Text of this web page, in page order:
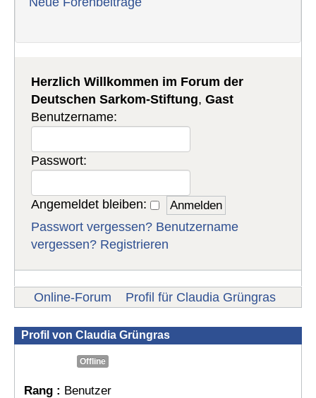
Herzlich Willkommen im Forum der
Deutschen Sarkom-Stiftung,Gast
Benutzername:
Passwort:
Angemeldet bleiben:
Passwort vergessen? Benutzername
vergessen? Registrieren
Online-Forum Profil für Claudia Grüngras
Profil von Claudia Grüngras
Offline
Rang : Benutzer